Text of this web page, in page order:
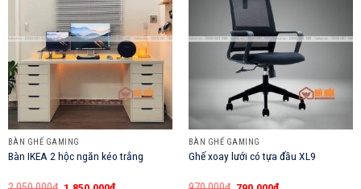
BÀN GHẾ GAMING
Bàn IKEA 2 hộc ngăn kéo trắng
Giá Giá
BÀN GHẾ GAMING
Ghế xoay lưới có tựa đầu XL9
Giá Giá